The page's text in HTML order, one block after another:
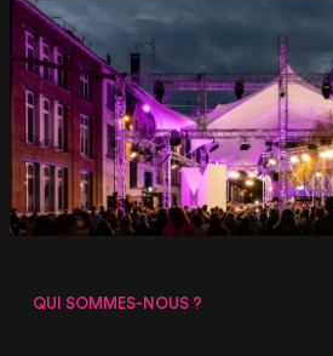
QUI SOMMES-NOUS ?